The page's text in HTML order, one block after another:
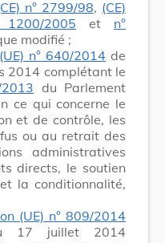
n° 2799/98, (CE)
2005 et n°
modifié ;
n° 640/2014 de
2014 complétant le
du Parlement
ce qui concerne le
et de contrôle, les
ou au retrait des
administratives
directs, le soutien
la conditionnalité,
(UE) n° 809/2014
17 juillet 2014